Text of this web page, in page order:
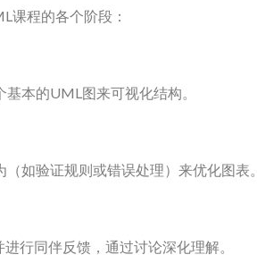
课程的各个阶段：
本的UML图来可视化结构。
如验证规则或错误处理）来优化图表。
行同伴反馈，通过讨论深化理解。